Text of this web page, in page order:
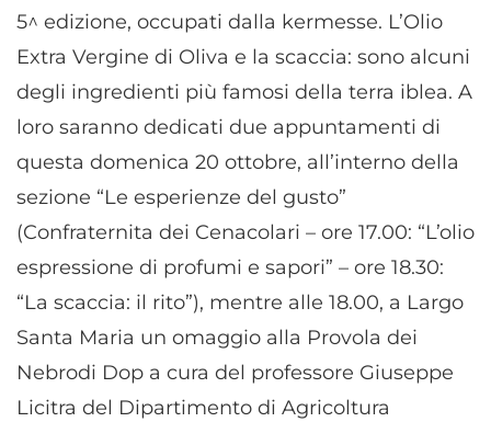
5^ edizione, occupati dalla kermesse. L’Olio
Extra Vergine di Oliva e la scaccia: sono alcuni
degli ingredienti più famosi della terra iblea. A
loro saranno dedicati due appuntamenti di
questa domenica 20 ottobre, all’interno della
sezione “Le esperienze del gusto”
(Confraternita dei Cenacolari – ore 17.00: “L’olio
espressione di profumi e sapori” – ore 18.30:
“La scaccia: il rito”), mentre alle 18.00, a Largo
Santa Maria un omaggio alla Provola dei
Nebrodi Dop a cura del professore Giuseppe
Licitra del Dipartimento di Agricoltura